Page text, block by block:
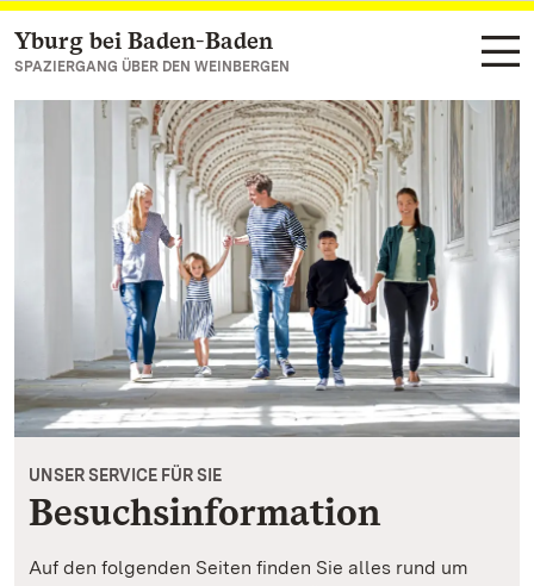
Zum Hauptinhalt springen
Yburg bei Baden-Baden
SPAZIERGANG ÜBER DEN WEINBERGEN
UNSER SERVICE FÜR SIE
Besuchsinformation
Auf den folgenden Seiten finden Sie alles rund um